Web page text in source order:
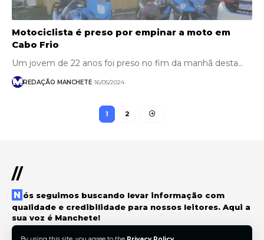
Motociclista é preso por empinar a moto em
Cabo Frio
Um jovem de 22 anos foi preso no fim da manhã desta…
REDAÇÃO MANCHETE 16/05/2024
1 2
//
Nós seguimos buscando levar informação com
qualidade e credibilidade para nossos leitores. Aqui a
sua voz é Manchete!